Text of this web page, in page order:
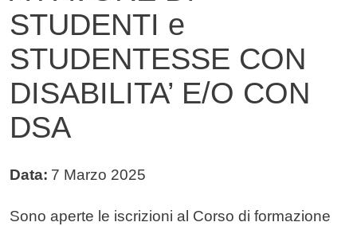
STUDENTI e
STUDENTESSE CON
DISABILITA’ E/O CON
DSA
Data: 7 Marzo 2025
Testo avviso
Sono aperte le iscrizioni al Corso di formazione